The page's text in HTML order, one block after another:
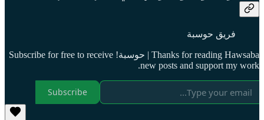
فريق حوسبة
Thanks for reading Hawsaba | حوسبة! Subscribe for free to receive
new posts and support my work.
Subscribe